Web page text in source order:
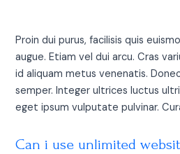
Proin dui purus, facilisis quis
augue. Etiam vel dui arcu. Cras
id aliquam metus venenatis.
semper. Integer ultrices luctus
eget ipsum vulputate pulvinar.
Can i use unlimited